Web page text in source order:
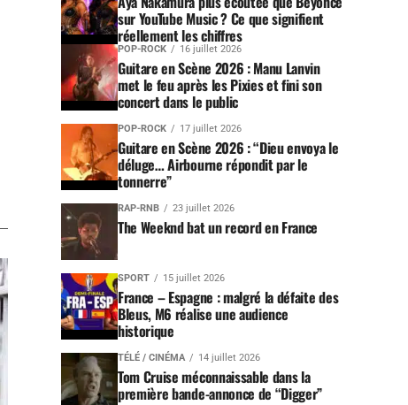
sur YouTube Music ? Ce que signifient
réellement les chiffres
POP-ROCK 16 juillet 2026
Guitare en Scène 2026 : Manu Lanvin
met le feu après les Pixies et fini son
concert dans le public
POP-ROCK 17 juillet 2026
Guitare en Scène 2026 : “Dieu envoya le
déluge… Airbourne répondit par le
tonnerre”
RAP-RNB 23 juillet 2026
The Weeknd bat un record en France
SPORT 15 juillet 2026
France – Espagne : malgré la défaite des
Bleus, M6 réalise une audience
historique
TÉLÉ / CINÉMA 14 juillet 2026
Tom Cruise méconnaissable dans la
première bande-annonce de “Digger”